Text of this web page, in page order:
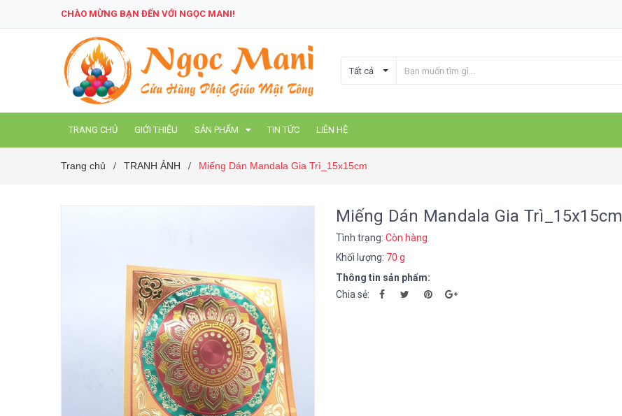
CHÀO MỪNG BẠN ĐẾN VỚI NGỌC MANI!
Tất cả
TRANG CHỦ GIỚI THIỆU SẢN PHẨM TIN TỨC LIÊN HỆ
Trang chủ / TRANH ẢNH / Miếng Dán Mandala Gia Trì_15x15cm
Miếng Dán Mandala Gia Trì_15x15cm
Tình trạng: Còn hàng
Khối lượng: 70 g
Thông tin sản phẩm:
Chia sẻ: